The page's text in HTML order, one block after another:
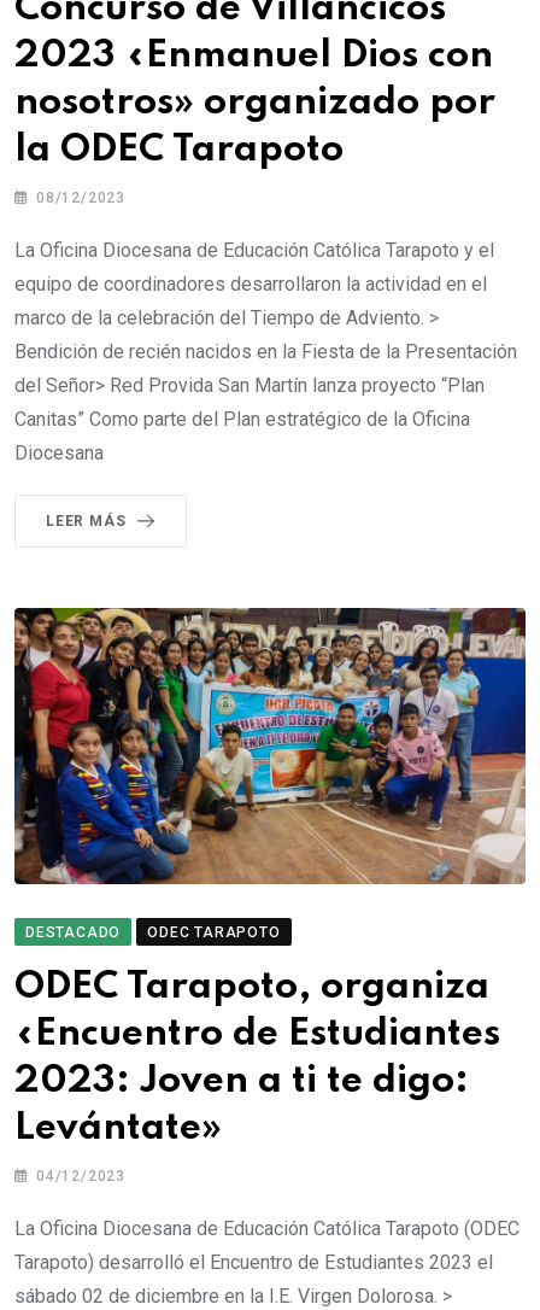
Concurso de Villancicos
2023 «Enmanuel Dios con
nosotros» organizado por
la ODEC Tarapoto
08/12/2023
La Oficina Diocesana de Educación Católica Tarapoto y el
equipo de coordinadores desarrollaron la actividad en el
marco de la celebración del Tiempo de Adviento. >
Bendición de recién nacidos en la Fiesta de la Presentación
del Señor> Red Provida San Martín lanza proyecto “Plan
Canitas” Como parte del Plan estratégico de la Oficina
Diocesana
LEER MÁS
DESTACADO ODEC TARAPOTO
ODEC Tarapoto, organiza
«Encuentro de Estudiantes
2023: Joven a ti te digo:
Levántate»
04/12/2023
La Oficina Diocesana de Educación Católica Tarapoto (ODEC
Tarapoto) desarrolló el Encuentro de Estudiantes 2023 el
sábado 02 de diciembre en la I.E. Virgen Dolorosa. >